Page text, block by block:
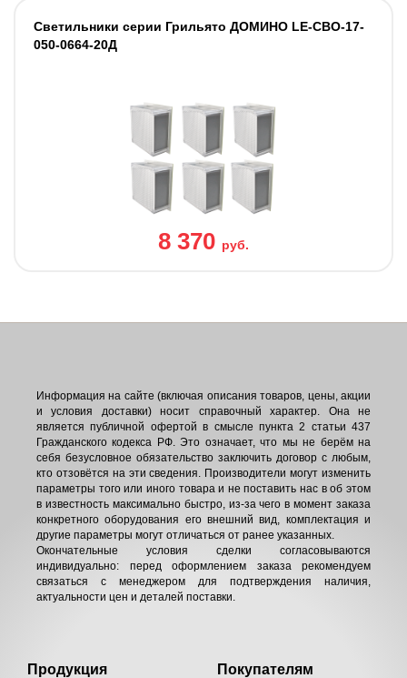
Светильники серии Грильято ДОМИНО LE-СВО-17-
050-0664-20Д
8 370 руб.
Информация на сайте (включая описания товаров, цены, акции
и условия доставки) носит справочный характер. Она не
является публичной офертой в смысле пункта 2 статьи 437
Гражданского кодекса РФ. Это означает, что мы не берём на
себя безусловное обязательство заключить договор с любым,
кто отзовётся на эти сведения. Производители могут изменить
параметры того или иного товара и не поставить нас в об этом
в известность максимально быстро, из-за чего в момент заказа
конкретного оборудования его внешний вид, комплектация и
другие параметры могут отличаться от ранее указанных.
Окончательные условия сделки согласовываются
индивидуально: перед оформлением заказа рекомендуем
связаться с менеджером для подтверждения наличия,
актуальности цен и деталей поставки.
Продукция Покупателям